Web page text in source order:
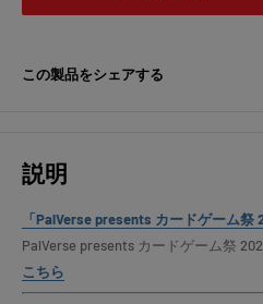
この製品をシェアする
説明
「PalVerse presents カードゲーム祭
PalVerse presents カードゲーム祭
こちら